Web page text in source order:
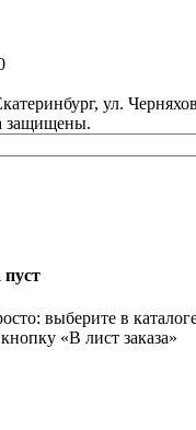
ул.
защищены.
пуст
выберите в
«В лист заказа»